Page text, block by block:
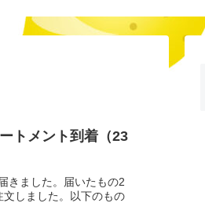
トメント到着（23
きました。届いたもの2
しました。以下のもの